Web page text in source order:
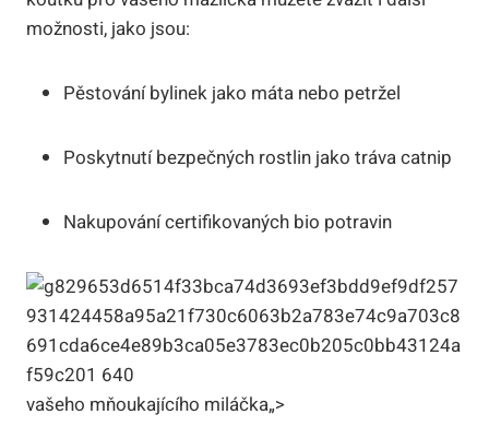
možnosti, jako jsou:
Pěstování bylinek jako máta nebo petržel
Poskytnutí bezpečných rostlin jako tráva catnip
Nakupování certifikovaných bio potravin
vašeho mňoukajícího miláčka„>